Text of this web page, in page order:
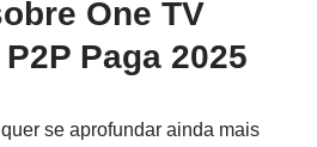
One TV
Paga 2025
se aprofundar ainda mais